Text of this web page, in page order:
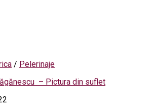
/ Pelerinaje
– Pictura din suflet